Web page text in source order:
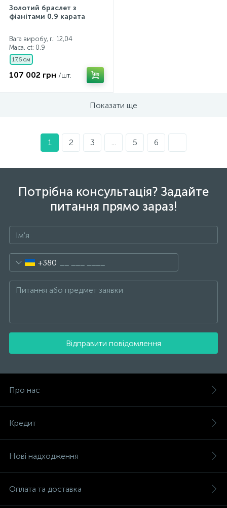
Золотий браслет з
фіанітами 0,9 карата
Вага виробу, г.: 12,04
Маса, ct: 0,9
17,5 см
107 002 грн /шт.
Показати ще
1 2 3 ... 5 6
Потрібна консультація? Задайте
питання прямо зараз!
+380
Відправити повідомлення
Про нас
Кредит
Нові надходження
Оплата та доставка